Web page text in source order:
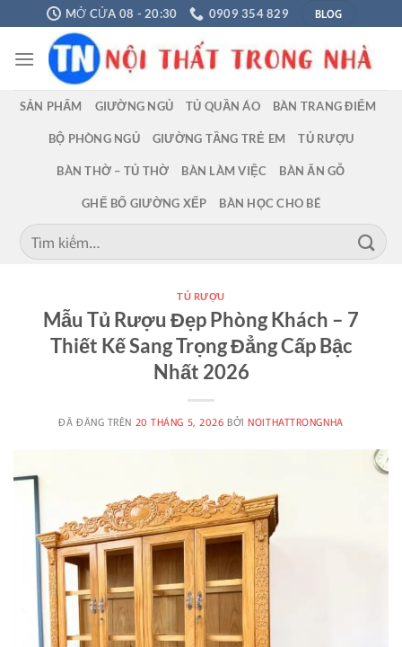
Chuyển
đến
nội
MỞ CỬA 08 - 20:30 0909 354 829 BLOG
SẢN PHẨM GIƯỜNG NGỦ TỦ QUẦN ÁO BÀN TRANG ĐIỂM
BỘ PHÒNG NGỦ GIƯỜNG TẦNG TRẺ EM TỦ RƯỢU
BÀN THỜ – TỦ THỜ BÀN LÀM VIỆC BÀN ĂN GỖ
GHẾ BỐ GIƯỜNG XẾP BÀN HỌC CHO BÉ
Tìm
kiếm:
TỦ RƯỢU
Mẫu Tủ Rượu Đẹp Phòng Khách – 7
Thiết Kế Sang Trọng Đẳng Cấp Bậc
Nhất 2026
ĐÃ ĐĂNG TRÊN 20 THÁNG 5, 2026 BỞINOITHATTRONGNHA